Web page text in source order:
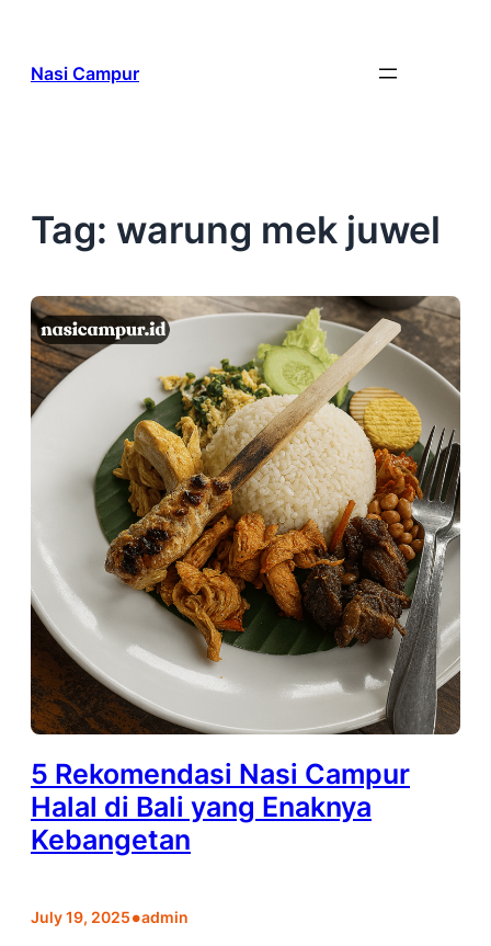
content
Nasi Campur
Tag: warung mek juwel
5 Rekomendasi Nasi Campur
Halal di Bali yang Enaknya
Kebangetan
July 19, 2025•admin